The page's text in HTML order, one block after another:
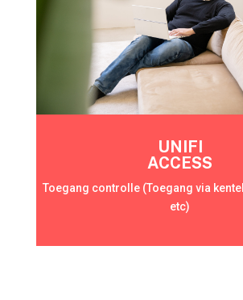
UNIFI
ACCESS
Toegang controlle (Toegang via
etc)